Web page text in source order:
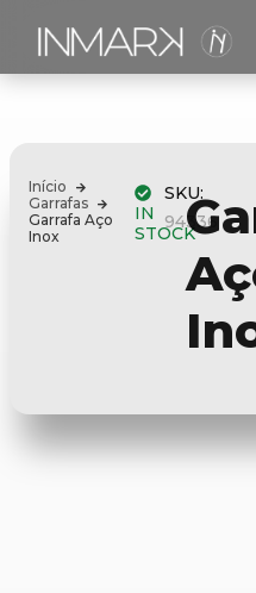
Início
Garrafas
Garrafa Aço
Inox
IN
STOCK
SKU:
94336